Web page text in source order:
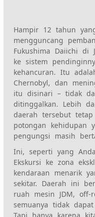
Hampir 12 tahun
mengguncang
Fukushima Daiichi di
ke sistem
kehancuran. Itu
Chernobyl, dan
itu disinari – tidak
ditinggalkan. Lebih
daerah tersebut tetap
potongan kehidupan
pengungsi masih
Ini, seperti yang
Ekskursi ke zona
kendaraan menarik
sekitar. Daerah ini
ruah mesin JDM,
semuanya tidak